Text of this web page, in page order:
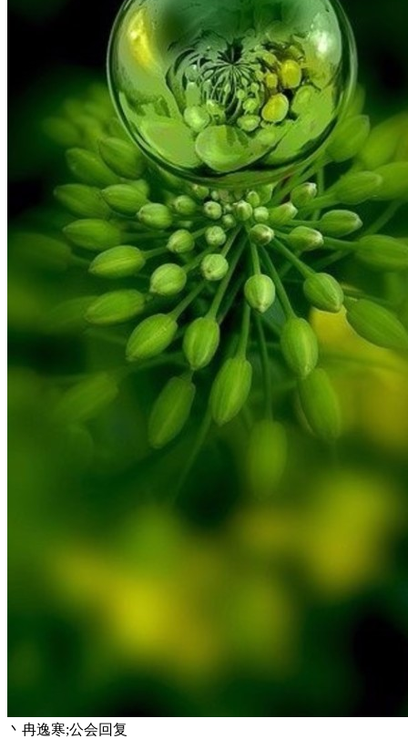
丶冉逸寒;公会回复